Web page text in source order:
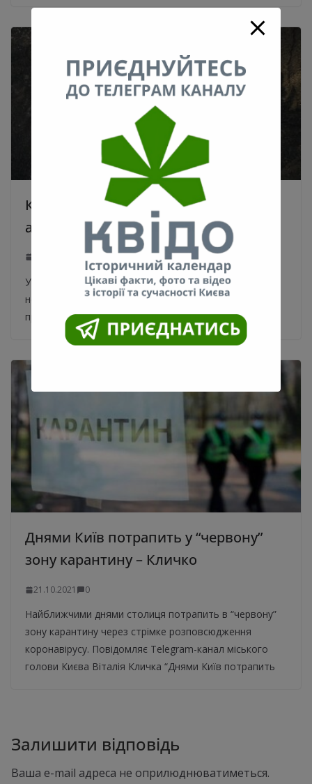
Київський художник заливає
асфальтові тріщини позолотою
0
У такий спосіб Вахан Авакян звертає увагу на
неідеальність дорожніх покриттів та інші соціальні
проблеми міста. Український художник Вахан Авакян
Днями Київ потрапить у “червону”
зону карантину – Кличко
21.10.2021 0
Найближчими днями столиця потрапить в “червону”
зону карантину через стрімке розповсюдження
коронавірусу. Повідомляє Telegram-канал міського
голови Києва Віталія Кличка “Днями Київ потрапить
Залишити відповідь
Ваша e-mail адреса не оприлюднюватиметься.